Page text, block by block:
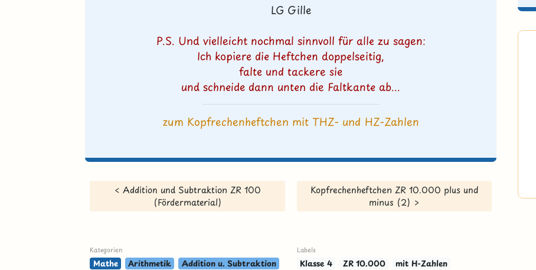
LG Gille
P.S. Und vielleicht nochmal sinnvoll für alle zu sagen:
Ich kopiere die Heftchen doppelseitig,
falte und tackere sie
und schneide dann unten die Faltkante ab...
zum Kopfrechenheftchen mit THZ- und HZ-Zahlen
< Addition und Subtraktion ZR 100
(Fördermaterial)
Kopfrechenheftchen ZR 10.000 plus und
minus (2) >
Kategorien
Mathe Arithmetik Addition u. Subtraktion
Labels
Klasse 4 ZR 10.000
mit H-Zahlen